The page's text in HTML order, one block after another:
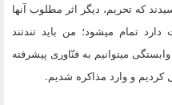
که تحریم، دیگر اثر مطلوب آنها
تمام میشود؛ من باید تندتند
میتوانیم به فنّاورى پیشرفته
کردیم و وارد مذاکره شدیم.